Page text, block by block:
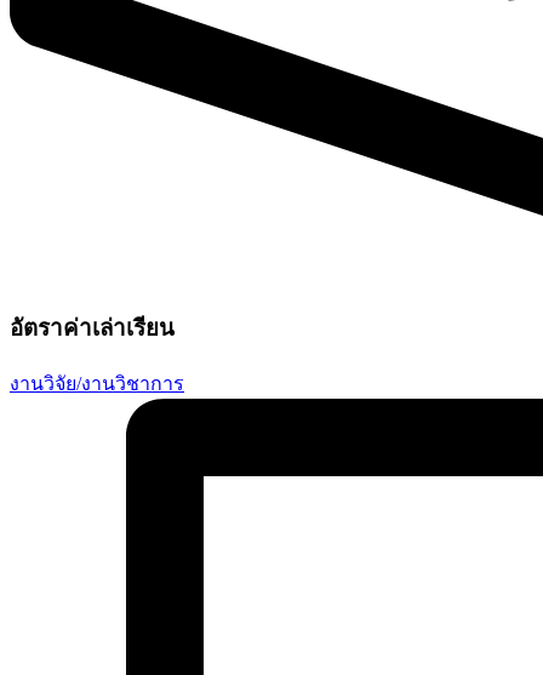
อัตราค่าเล่าเรียน
งานวิจัย/งานวิชาการ